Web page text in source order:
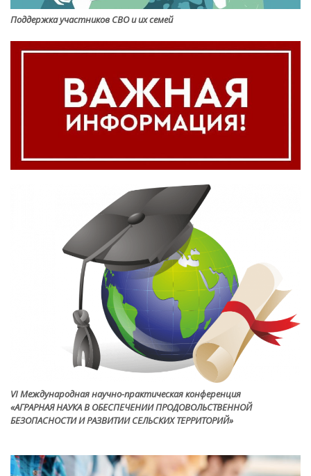
Поддержка участников СВО и их семей
VI Международная научно-практическая конференция
«АГРАРНАЯ НАУКА В ОБЕСПЕЧЕНИИ ПРОДОВОЛЬСТВЕННОЙ
БЕЗОПАСНОСТИ И РАЗВИТИИ СЕЛЬСКИХ ТЕРРИТОРИЙ»